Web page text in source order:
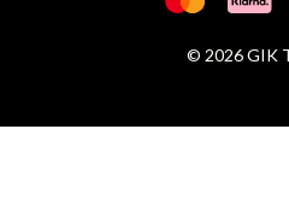
© 2026 GIK